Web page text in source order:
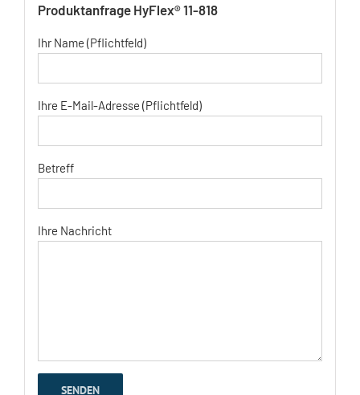
Produktanfrage HyFlex® 11-818
Ihr Name (Pflichtfeld)
Ihre E-Mail-Adresse (Pflichtfeld)
Betreff
Ihre Nachricht